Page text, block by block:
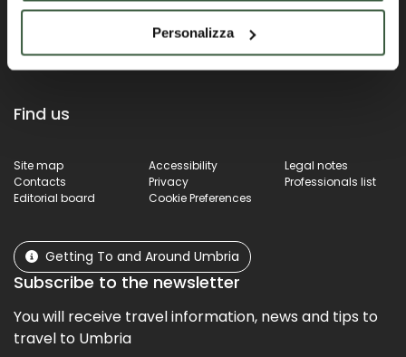
Personalizza
Find us
Site map Accessibility
Legal notes
Contacts
Privacy
Professionals list
Editorial board
Cookie Preferences
Getting To and Around Umbria
Subscribe to the newsletter
You will receive travel information, news and tips to
travel to Umbria